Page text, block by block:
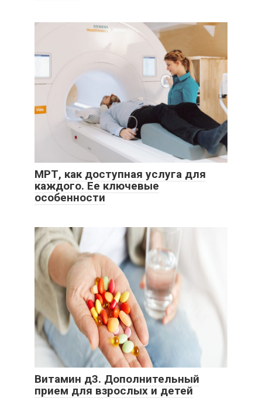
МРТ, как доступная услуга для
каждого. Ее ключевые
особенности
Витамин д3. Дополнительный
прием для взрослых и детей